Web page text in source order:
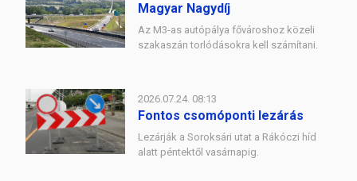
Magyar Nagydíj
Az M3-as autópálya fővároshoz közeli
szakaszán torlódásokra kell számítani.
2026.07.24. 08:13
Fontos csomóponti lezárás
Lezárják a Soroksári utat a Rákóczi híd
alatt péntektől vasárnapig.